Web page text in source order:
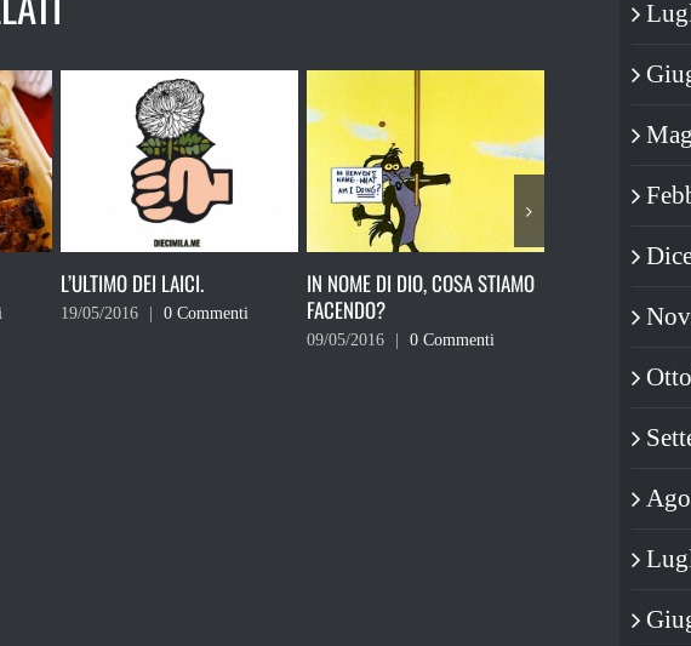
IN NOME DI DIO, COSA STIAMO
FACENDO?
L’OROSCOPO DI CHARLES
DARWIN – 3/9 DICEMBRE 2015
– LE REAZIONI
04/05/2019 | 0